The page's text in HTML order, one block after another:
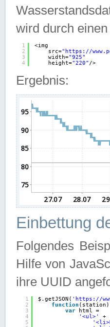
wird durch
1
2
3
4
<img
src=" https://
width="925"
height="220" />
Ergebnis:
Einbettung
Folgendes
Hilfe von
ihre UUID
1
2
3
4
5
$.getJSON( ' https://
function
var
html =
'<ul>'
+